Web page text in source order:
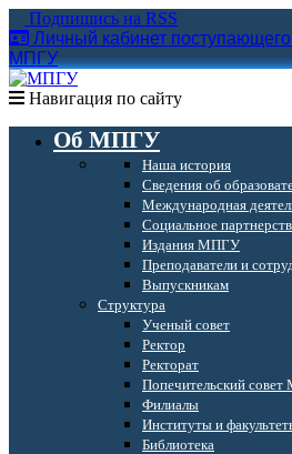
Подпишись на RSS
Личный кабинет поступающего
МПГУ
Навигация по сайту
Об МПГУ
Наша история
Сведения об
Международная
Социальное
Издания МПГУ
Преподаватели и
Выпускникам
Структура
Ученый совет
Ректор
Ректорат
Попечительский
Филиалы
Институты и
Библиотека